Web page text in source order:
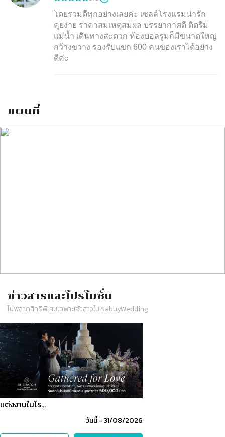
โดยรวมดีทุกอย่างเลยค่ะ เซลล์โรงแรมน่ารัก
คุยง่าย ราคาสมเหตุสมผล บรรยากาศดี ติดริม
แม่น้ำ เดินทางสะดวก ห้องบอลรูมก็มีขนาดใหญ่
กว้างขวาง รองรับแขก 600 คนของเราได้อย่าง
แผนที่
ข่าวสารและโปรโมชั่น
ไม่พลาดสิทธิพิเศษเฉพาะเจ้าสาวใน SabuyWedding
Slide 1 of 1
แต่งงานในโร…
วันนี้-31/08/2026